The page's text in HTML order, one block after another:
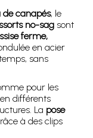
de canapés, le
no-sag sont
ferme,
en acier
sans
pour les
différents
La pose
à des clips